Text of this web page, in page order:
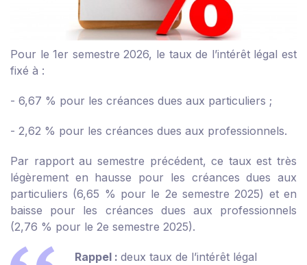
Pour le 1er semestre 2026, le taux de l’intérêt légal est
fixé à :
- 6,67 % pour les créances dues aux particuliers ;
- 2,62 % pour les créances dues aux professionnels.
Par rapport au semestre précédent, ce taux est très
légèrement en hausse pour les créances dues aux
particuliers (6,65 % pour le 2e semestre 2025) et en
baisse pour les créances dues aux professionnels
(2,76 % pour le 2e semestre 2025).
Rappel : deux taux de l’intérêt légal